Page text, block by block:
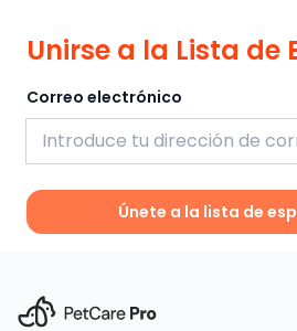
Unirse a la Lista de
Correo electrónico
Únete a la lista de